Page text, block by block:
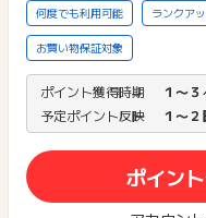
何度でも利用可能 ランクア
お買い物保証対象
ポイント獲得時期
１〜
予定ポイント反映
１〜
ポイン